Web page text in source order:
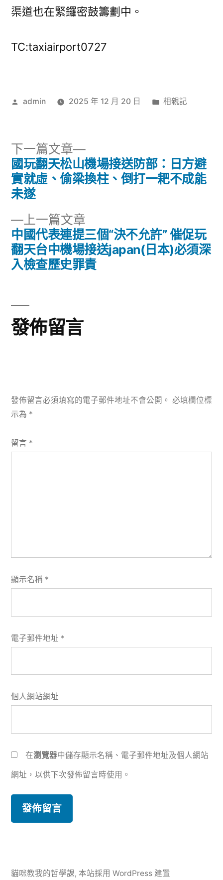
渠道也在緊鑼密鼓籌劃中。
TC:taxiairport0727
作
admin 2025 年 12 月 20 日
分
相親記
文
章
導
覽
上一篇文章
一
篇
文
中國代表連提三個“決不允許” 催促玩
翻天台中機場接送japan(日本)必須深
入檢查歷史罪責
下一篇文章
下
一
篇
國玩翻天松山機場接送防部：日方避
實就虛、偷梁換柱、倒打一耙不成能
未遂
發佈留言
發佈留言必須填寫的電子郵件地址不會公開。 必填欄位標
示為 *
留言 *
顯示名稱 *
電子郵件地址 *
個人網站網址
在瀏覽器中儲存顯示名稱、電子郵件地址及個人網站
網址，以供下次發佈留言時使用。
貓咪教我的哲學課, 本站採用 WordPress 建置